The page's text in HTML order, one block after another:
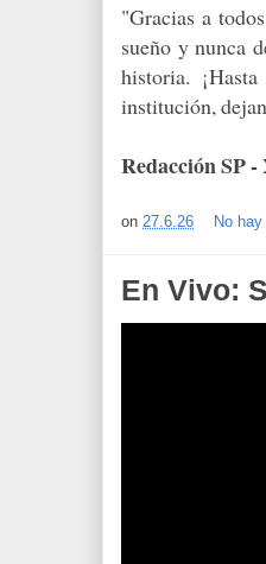
"Gracias a
sueño y nunca
historia.
institución,
Redacción SP
on 27.6.26 No
En Vivo: